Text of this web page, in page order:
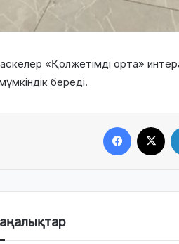
«Қолжетімді орта»
береді.